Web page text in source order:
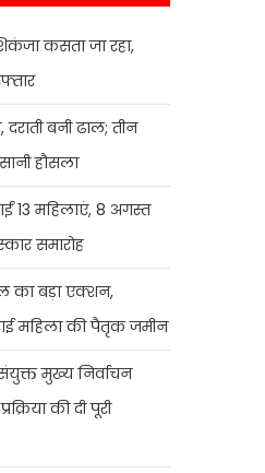
कसता जा रहा,
बनी ढाल; तीन
हौसला
13 महिलाएं, 8 अगस्त
समारोह
का बड़ा एक्शन,
महिला की पैतृक जमीन
मुख्य निर्वाचन
की दी पूरी